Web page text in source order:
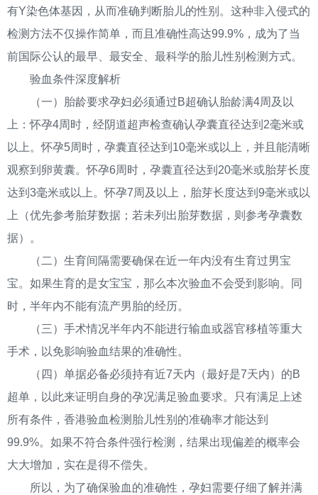
有Y染色体基因，从而准确判断胎儿的性别。这种非入侵式的
检测方法不仅操作简单，而且准确性高达99.9%，成为了当
前国际公认的最早、最安全、最科学的胎儿性别检测方式。
验血条件深度解析
（一）胎龄要求孕妇必须通过B超确认胎龄满4周及以
上：怀孕4周时，经阴道超声检查确认孕囊直径达到2毫米或
以上。怀孕5周时，孕囊直径达到10毫米或以上，并且能清晰
观察到卵黄囊。怀孕6周时，孕囊直径达到20毫米或胎芽长度
达到3毫米或以上。怀孕7周及以上，胎芽长度达到9毫米或以
上（优先参考胎芽数据；若未列出胎芽数据，则参考孕囊数
据）。
（二）生育间隔需要确保在近一年内没有生育过男宝
宝。如果生育的是女宝宝，那么本次验血不会受到影响。同
时，半年内不能有流产男胎的经历。
（三）手术情况半年内不能进行输血或器官移植等重大
手术，以免影响验血结果的准确性。
（四）单据必备必须持有近7天内（最好是7天内）的B
超单，以此来证明自身的孕况满足验血要求。只有满足上述
所有条件，香港验血检测胎儿性别的准确率才能达到
99.9%。如果不符合条件强行检测，结果出现偏差的概率会
大大增加，实在是得不偿失。
所以，为了确保验血的准确性，孕妇需要仔细了解并满